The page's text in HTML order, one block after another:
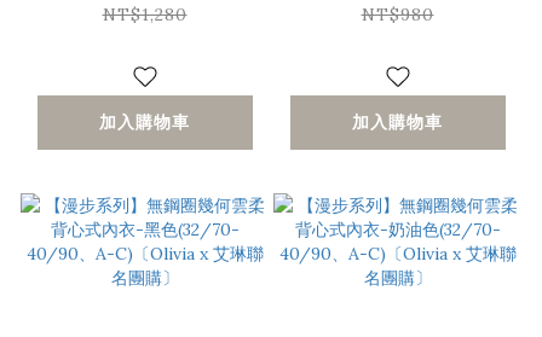
(32/70-36/80、A-
NT$1,280
加入購物車
40/90、A-C)
團購〕
NT$980
加入購物車